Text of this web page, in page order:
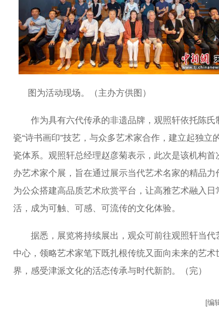
图为活动现场。（主办方供图）
作为具有六代传承的非遗品牌，观照轩依托陈氏
瓷“诗书画印”技艺，与众多艺术家合作，建立起独立
瓷体系。观照轩总经理赵彦菊表示，此次是该机构首
办艺术家个展，旨在通过展示当代艺术名家的精品力
为公众搭建高品质艺术欣赏平台，让高雅艺术融入日
活，成为可触、可感、可流传的文化体验。
据悉，展览将持续展出，观众可前往观照轩当代
中心，领略艺术家笔下既扎根传统又面向未来的艺术
界，感受津派文化的活态传承与时代新韵。（完）
[编